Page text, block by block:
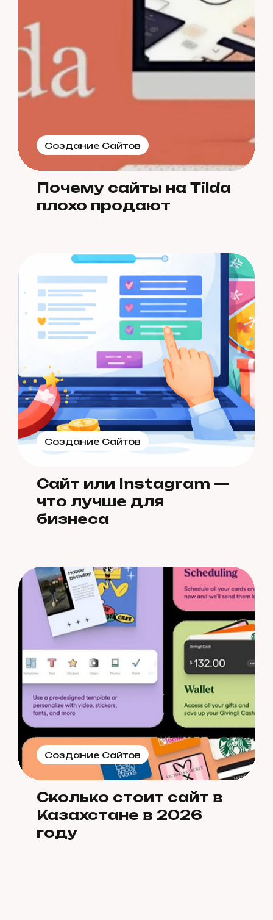
Создание Сайтов
Почему сайты на Tilda
плохо продают
Создание Сайтов
Сайт или Instagram —
что лучше для
бизнеса
Создание Сайтов
Сколько стоит сайт в
Казахстане в 2026
году